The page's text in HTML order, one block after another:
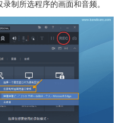
制所选程序的画面和音频。